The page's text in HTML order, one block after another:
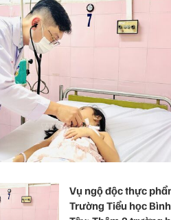
Vụ ngộ độc thực
Trường Tiểu học